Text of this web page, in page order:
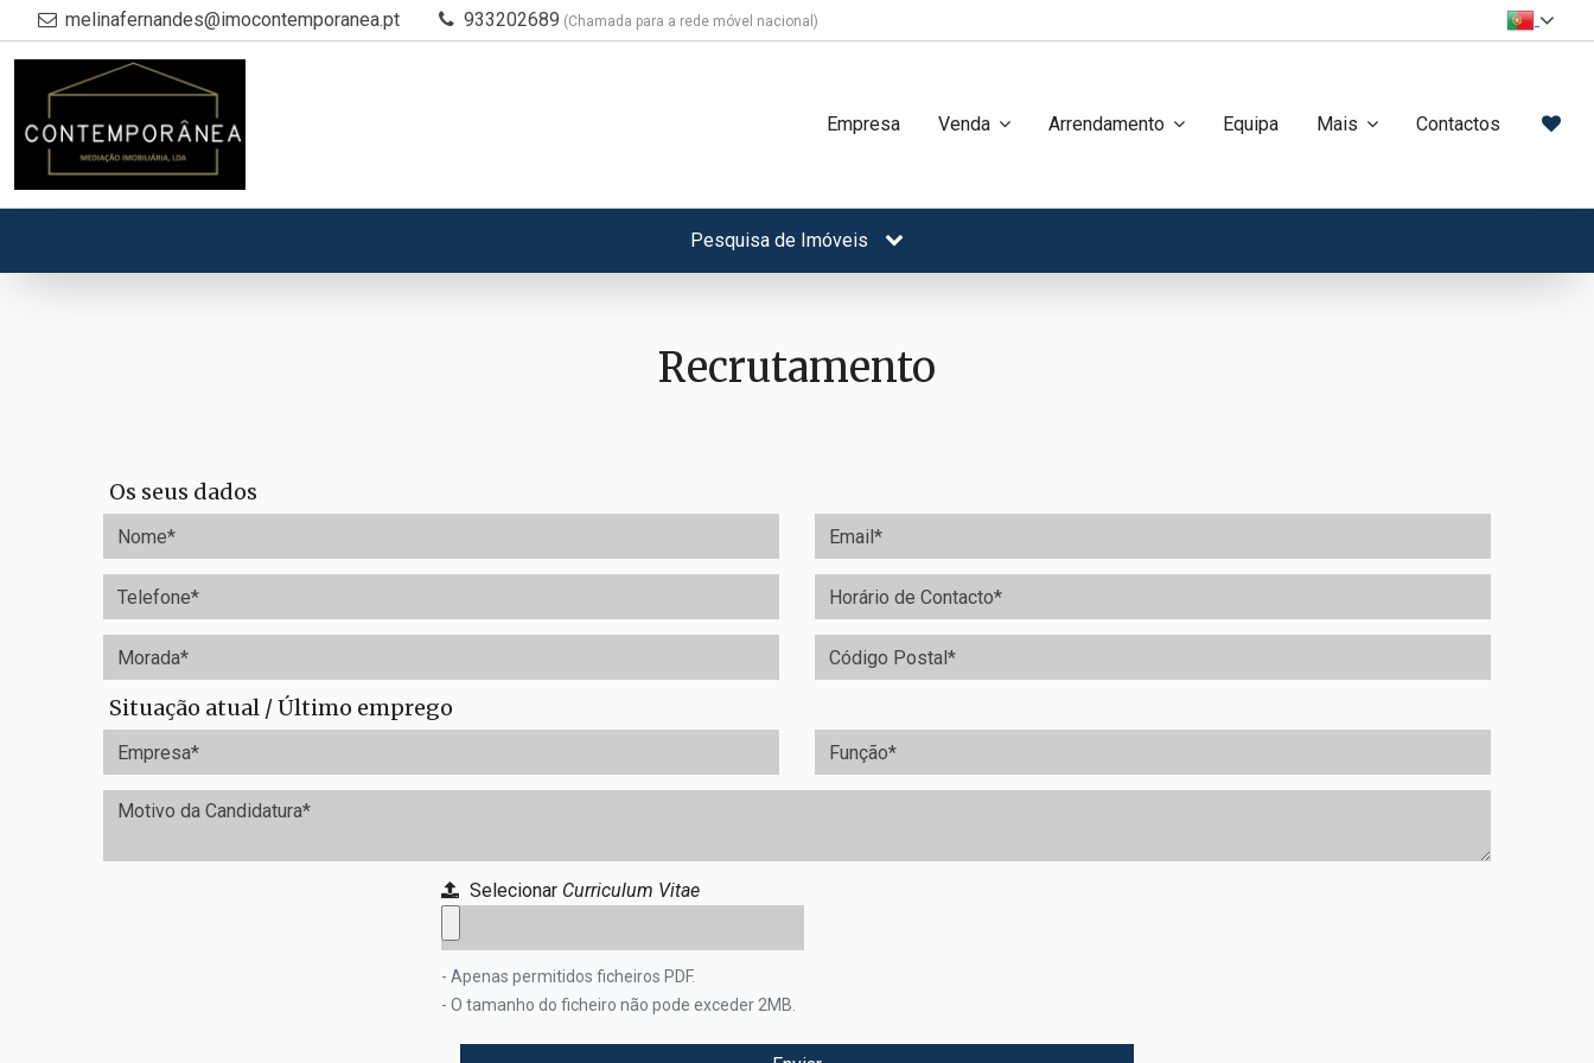
melinafernandes@imocontemporanea.pt 933202689 (Chamada para a rede móvel nacional)
Empresa Venda Arrendamento Equipa Mais Contactos
Pesquisa de Imóveis
Recrutamento
Os seus dados
Situação atual / Último emprego
Selecionar Curriculum Vitae
- Apenas permitidos ficheiros PDF.
- O tamanho do ficheiro não pode exceder 2MB.